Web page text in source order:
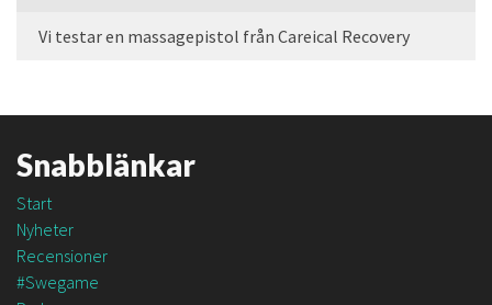
Vi testar en massagepistol från Careical Recovery
Snabblänkar
Start
Nyheter
Recensioner
#Swegame